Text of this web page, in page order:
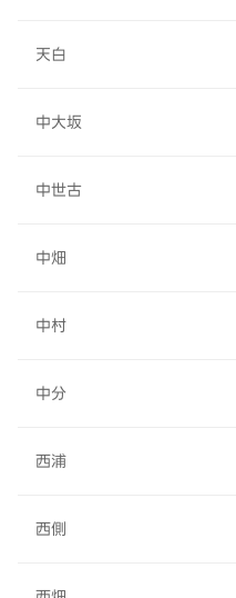
天白
中大坂
中世古
中畑
中村
中分
西浦
西側